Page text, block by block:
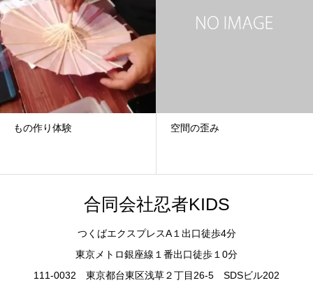
もの作り体験 空間の歪み
合同会社忍者KIDS
つくばエクスプレスA１出口徒歩4分
東京メトロ銀座線１番出口徒歩１0分
111-0032 東京都台東区浅草２丁目26-5 SDSビル202